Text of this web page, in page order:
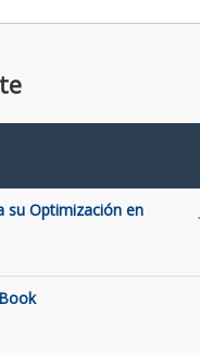
su Optimización en